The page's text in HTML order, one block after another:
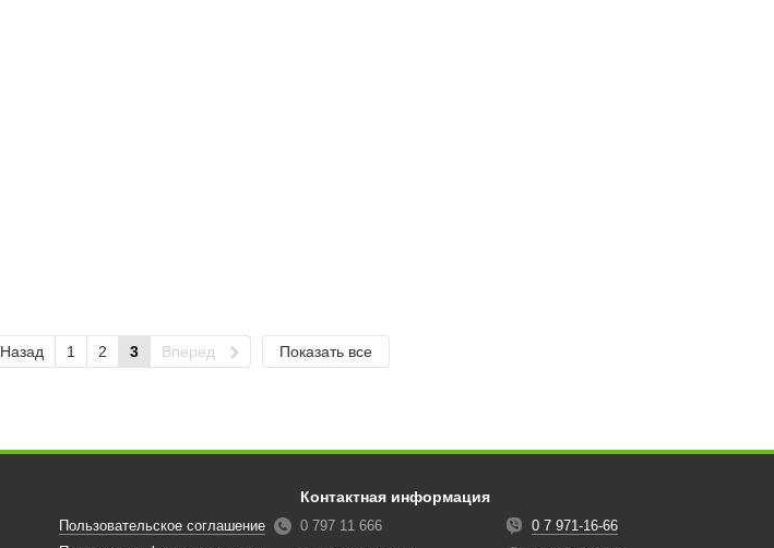
Назад 1 2 3 Вперед Показать все
Пользовательское соглашение
Контактная информация
0 797 11 666
0 7 971-16-66